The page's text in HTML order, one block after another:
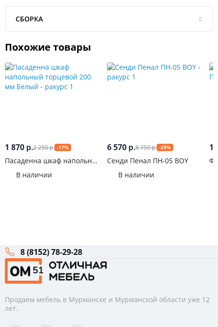
СБОРКА
Похожие товары
1 870 р.2 250р. -17%
Пасаденна шкаф напольный
В наличии
6 570 р.8 750р. -25%
Сенди Пенал ПН-05 BOY
В наличии
1
8 (8152) 78-29-28
Продаем мебель в Мурманске и Мурманской области уже 12
лет.